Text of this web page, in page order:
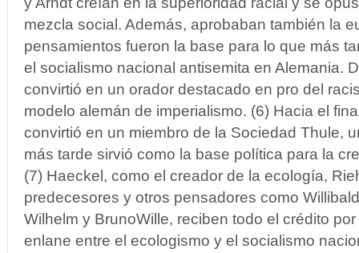
mezcla social. Además, aprobaban también la
pensamientos fueron la base para lo que más
el socialismo nacional antisemita en Alemania.
convirtió en un orador destacado en pro del
modelo alemán de imperialismo. (6) Hacia el
convirtió en un miembro de la Sociedad Thule,
más tarde sirvió como la base política para la
(7) Haeckel, como el creador de la ecología,
predecesores y otros pensadores como
Wilhelm y BrunoWille, reciben todo el crédito
enlane entre el ecologismo y el socialismo